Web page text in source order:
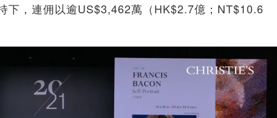
下，連佣以逾US$3,462萬（HK$2.7億；NT$10.6